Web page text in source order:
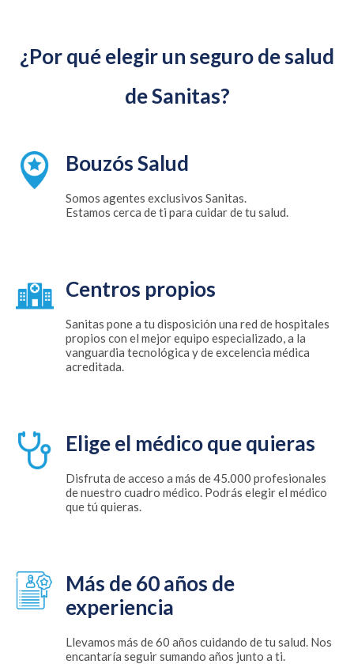
¿Por qué elegir un seguro de salud
de Sanitas?
Bouzós Salud
Somos agentes exclusivos Sanitas.
Estamos cerca de ti para cuidar de tu salud.
Centros propios
Sanitas pone a tu disposición una red de hospitales
propios con el mejor equipo especializado, a la
vanguardia tecnológica y de excelencia médica
acreditada.
Elige el médico que quieras
Disfruta de acceso a más de 45.000 profesionales
de nuestro cuadro médico. Podrás elegir el médico
que tú quieras.
Más de 60 años de
experiencia
Llevamos más de 60 años cuidando de tu salud. Nos
encantaría seguir sumando años junto a ti.